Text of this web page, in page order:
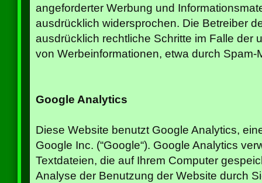
angeforderter Werbung und
ausdrücklich widersprochen. Die Betreiber
ausdrücklich rechtliche Schritte im Falle der
von Werbeinformationen, etwa durch Spam-
Google Analytics
Diese Website benutzt Google Analytics,
Google Inc. (“Google“). Google Analytics
Textdateien, die auf Ihrem Computer
Analyse der Benutzung der Website durch